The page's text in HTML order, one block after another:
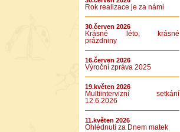
Rok realizace je za námi
30.červen 2026
Krásné léto, krásné
prázdniny
16.červen 2026
Výroční zpráva 2025
19.květen 2026
Multiintervizní setkání
12.6.2026
11.květen 2026
Ohlédnutí za Dnem matek